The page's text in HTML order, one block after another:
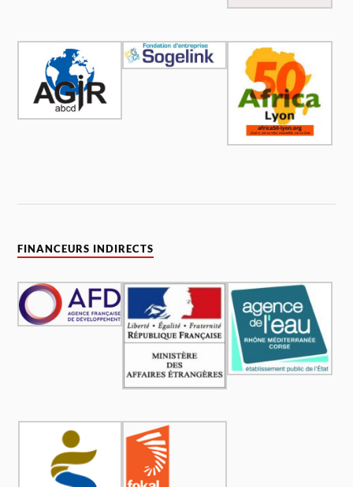
FINANCEURS INDIRECTS